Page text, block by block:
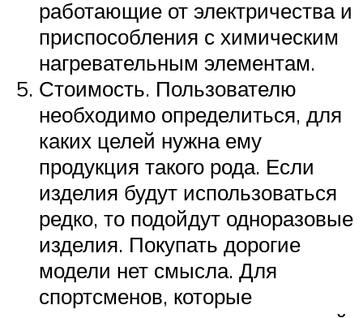
работающие от электричества и
приспособления с химическим
нагревательным элементам.
Стоимость. Пользователю
необходимо определиться, для
каких целей нужна ему
продукция такого рода. Если
изделия будут использоваться
редко, то подойдут одноразовые
изделия. Покупать дорогие
модели нет смысла. Для
спортсменов, которые